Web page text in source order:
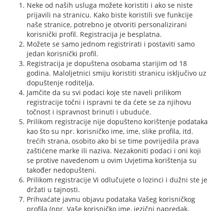
Neke od naših usluga možete koristiti i ako se niste
prijavili na stranicu. Kako biste koristili sve funkcije
naše stranice, potrebno je otvoriti personalizirani
korisnički profil. Registracija je besplatna.
Možete se samo jednom registrirati i postaviti samo
jedan korisnički profil.
Registracija je dopuštena osobama starijim od 18
godina. Maloljetnici smiju koristiti stranicu isključivo uz
dopuštenje roditelja.
Jamčite da su svi podaci koje ste naveli prilikom
registracije točni i ispravni te da ćete se za njihovu
točnost i ispravnost brinuti i ubuduće.
Prilikom registracije nije dopušteno korištenje podataka
kao što su npr. korisničko ime, ime, slike profila, itd.
trećih strana, osobito ako bi se time povrijedila prava
zaštićene marke ili naziva. Nezakoniti podaci i oni koji
se protive navedenom u ovim Uvjetima korištenja su
također nedopušteni.
Prilikom registracije Vi odlučujete o lozinci i dužni ste je
držati u tajnosti.
Prihvaćate javnu objavu podataka Vašeg korisničkog
profila (npr. Vaše korisničko ime, jezični napredak,